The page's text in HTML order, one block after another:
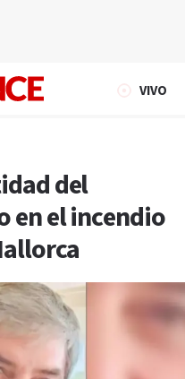
VIVO
del
en el incendio